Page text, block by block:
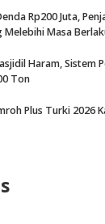
Rp200 Juta,
Melebihi Masa
Haram, Sistem
Ton
Plus Turki 2026